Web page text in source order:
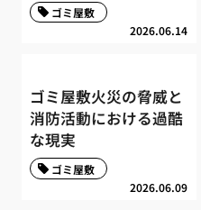
2026.06.14
ゴミ屋敷
ゴミ屋敷火災の脅威と
消防活動における過酷
な現実
2026.06.09
ゴミ屋敷